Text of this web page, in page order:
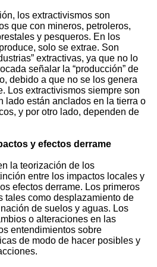
los extractivismos son
que con mineros, petroleros,
y pesqueros. En los
solo se extrae. Son
extractivas, ya que no lo
señalar la “producción” de
debido a que no se los genera
Los extractivismos siempre son
lado están anclados en la tierra o
y por otro lado, dependen de
y efectos derrame
la teorización de los
entre los impactos locales y
efectos derrame. Los primeros
tales como desplazamiento de
de suelos y aguas. Los
o alteraciones en las
entendimientos sobre
de modo de hacer posibles y